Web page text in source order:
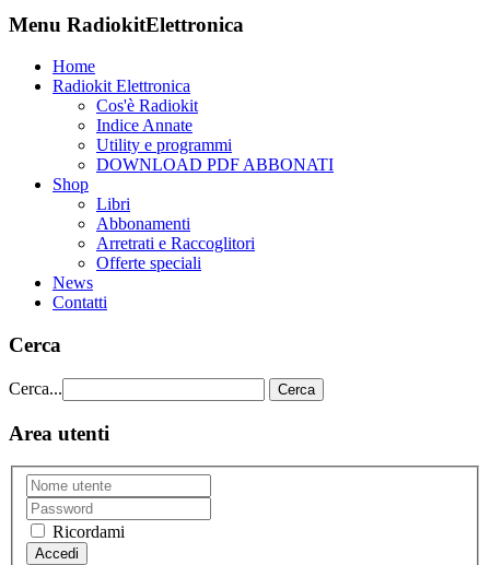
Menu RadiokitElettronica
Home
Radiokit Elettronica
Cos'è Radiokit
Indice Annate
Utility e programmi
DOWNLOAD PDF ABBONATI
Shop
Libri
Abbonamenti
Arretrati e Raccoglitori
Offerte speciali
News
Contatti
Cerca
Cerca... Cerca
Area utenti
Ricordami